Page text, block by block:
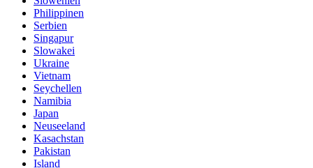
Philippinen
Serbien
Singapur
Slowakei
Ukraine
Vietnam
Seychellen
Namibia
Japan
Neuseeland
Kasachstan
Pakistan
Island